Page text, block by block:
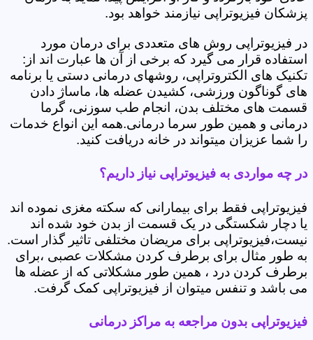
پزشکان فیزیوتراپی نیازمند خواهد بود.
در فیزیوتراپی روش های متعددی برای درمان مورد
استفاده قرار می گیرد که برخی از آن ها عبارت اند از:
تکنیک های الکتروتراپی، روشهای درمانی دستی یا برنامه
های گوناگون ورزشی، کشیدن عضله ها، ماساژ دادن
قسمت های مختلف بدن، انجام طب سوزنی، گرما
درمانی و همین طور سرما درمانی.همه این انواع خدمات
را شما عزیزان میتواند در خانه دریافت کنید.
در چه مواردی به فیزیوتراپی نیاز داریم؟
فیزیوتراپی فقط برای بیمارانی که سکته مغزی نموده اند
یا دچار شکستگی در یک قسمت از بدن خود شده اند
نیست،فیزیوتراپی برای مریضان مختلفی تاثیر گذار است.
به طور مثال برای برطرف کردن مشکلات عصبی ،برای
برطرف کردن درد ، همین طور مشکلاتی که از عضله ها
می باشد و تنفس میتوان از فیزیوتراپی کمک گرفت.
فیزیوتراپی بدون مراجعه به مراکز درمانی